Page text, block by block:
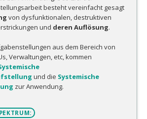
besteht vereinfacht gesagt
von dysfunktionalen, destruktiven
und deren Auflösung.
aus dem Bereich von
Verwaltungen, etc, kommen
und die Systemische
zur Anwendung.